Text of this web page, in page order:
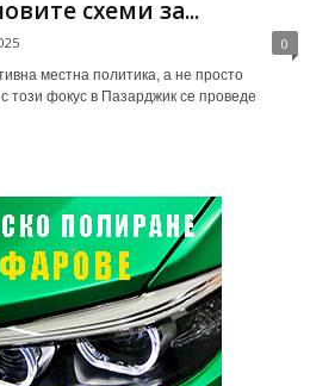
схеми за...
0
местна политика, а не просто
този фокус в Пазарджик се проведе